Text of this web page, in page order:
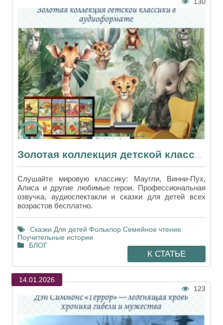
Золотая коллекция детской классики в аудиоформате
Слушайте мировую классику: Маугли, Винни-Пух,
Алиса и другие любимые герои. Профессиональная
озвучка, аудиоспектакли и сказки для детей всех
возрастов бесплатно.
Сказки Для детей Фольклор Семейное чтение
Поучительные истории
БЛОГ
К СТАТЬЕ
14.01.2026
123